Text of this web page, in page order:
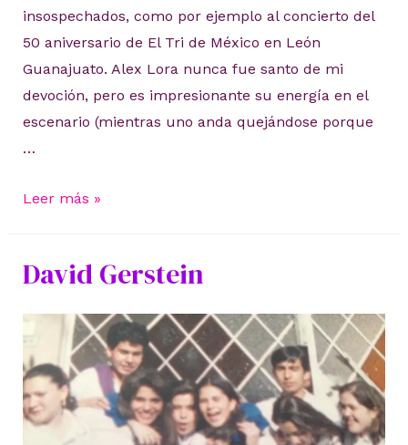
insospechados, como por ejemplo al concierto del
50 aniversario de El Tri de México en León
Guanajuato. Alex Lora nunca fue santo de mi
devoción, pero es impresionante su energía en el
escenario (mientras uno anda quejándose porque
…
El
México
Guanajuato
Leer más »
David Gerstein